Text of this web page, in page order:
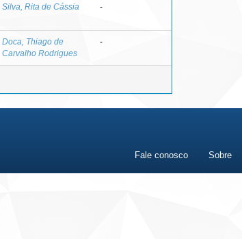
Silva, Rita de Cássia -
Doca, Thiago de
Carvalho Rodrigues
-
Fale conosco Sobre